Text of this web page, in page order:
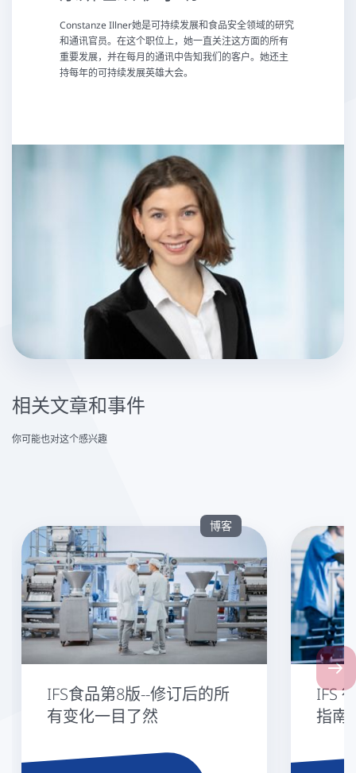
Constanze Illner她是可持续发展和食品安全领域的研究
和通讯官员。在这个职位上，她一直关注这方面的所有
重要发展，并在每月的通讯中告知我们的客户。她还主
持每年的可持续发展英雄大会。
相关文章和事件
你可能也对这个感兴趣
博客
IFS食品第8版--修订后的所
有变化一目了然
IFS
指南